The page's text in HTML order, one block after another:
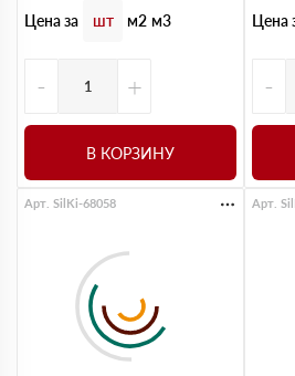
Цена за шт м2 м3
- +
В КОРЗИНУ
Цена
-
Арт. SilKi-68058 Арт.